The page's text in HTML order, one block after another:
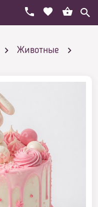
Животные
радость